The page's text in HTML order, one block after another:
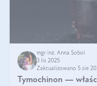
mgr inż. Anna Sobol
3 lis 2025
Zaktualizowano 5 sie
Tymochinon —